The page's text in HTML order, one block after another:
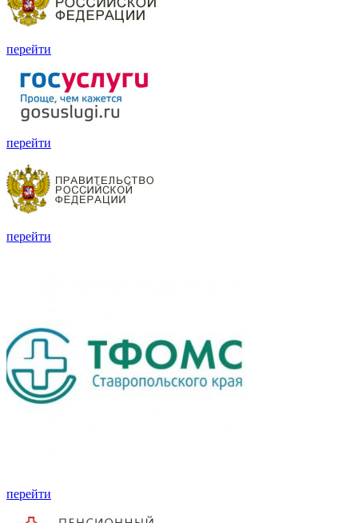
перейти
перейти
перейти
перейти